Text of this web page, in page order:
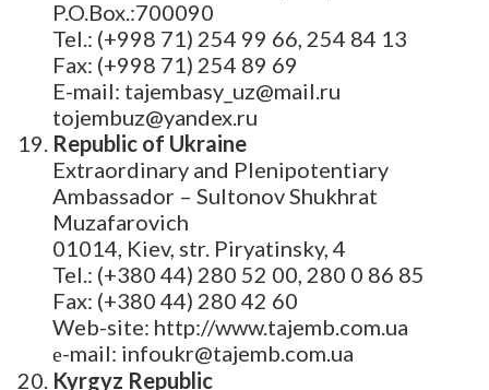
P.O.Box.:700090
Tel.: (+998 71) 254 99 66, 254 84 13
Fax: (+998 71) 254 89 69
E-mail: tajembasy_uz@mail.ru
tojembuz@yandex.ru
Republic of Ukraine
Extraordinary and Plenipotentiary
Ambassador – Sultonov Shukhrat
Muzafarovich
01014, Kiev, str. Piryatinsky, 4
Tel.: (+380 44) 280 52 00, 280 0 86 85
Fax: (+380 44) 280 42 60
Web-site: http://www.tajemb.com.ua
е-mail: infoukr@tajemb.com.ua
Kyrgyz Republic